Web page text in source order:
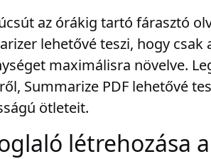
az órákig tartó fárasztó
lehetővé teszi, hogy
maximálisra növelve.
Summarize PDF lehetővé
ötleteit.
létrehozása